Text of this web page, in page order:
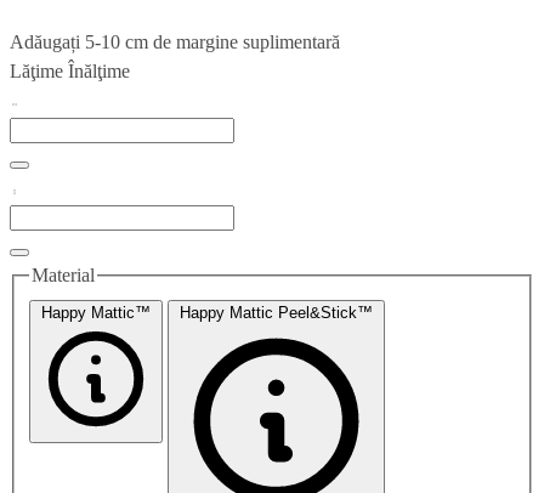
Adăugați 5-10 cm de margine suplimentară
Lăţime Înălţime
Material
Happy Mattic™ Happy Mattic Peel&Stick™